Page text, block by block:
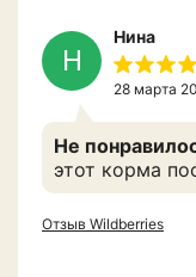
Н
Нина
28 марта
Не
этот корма
Отзыв Wildberries